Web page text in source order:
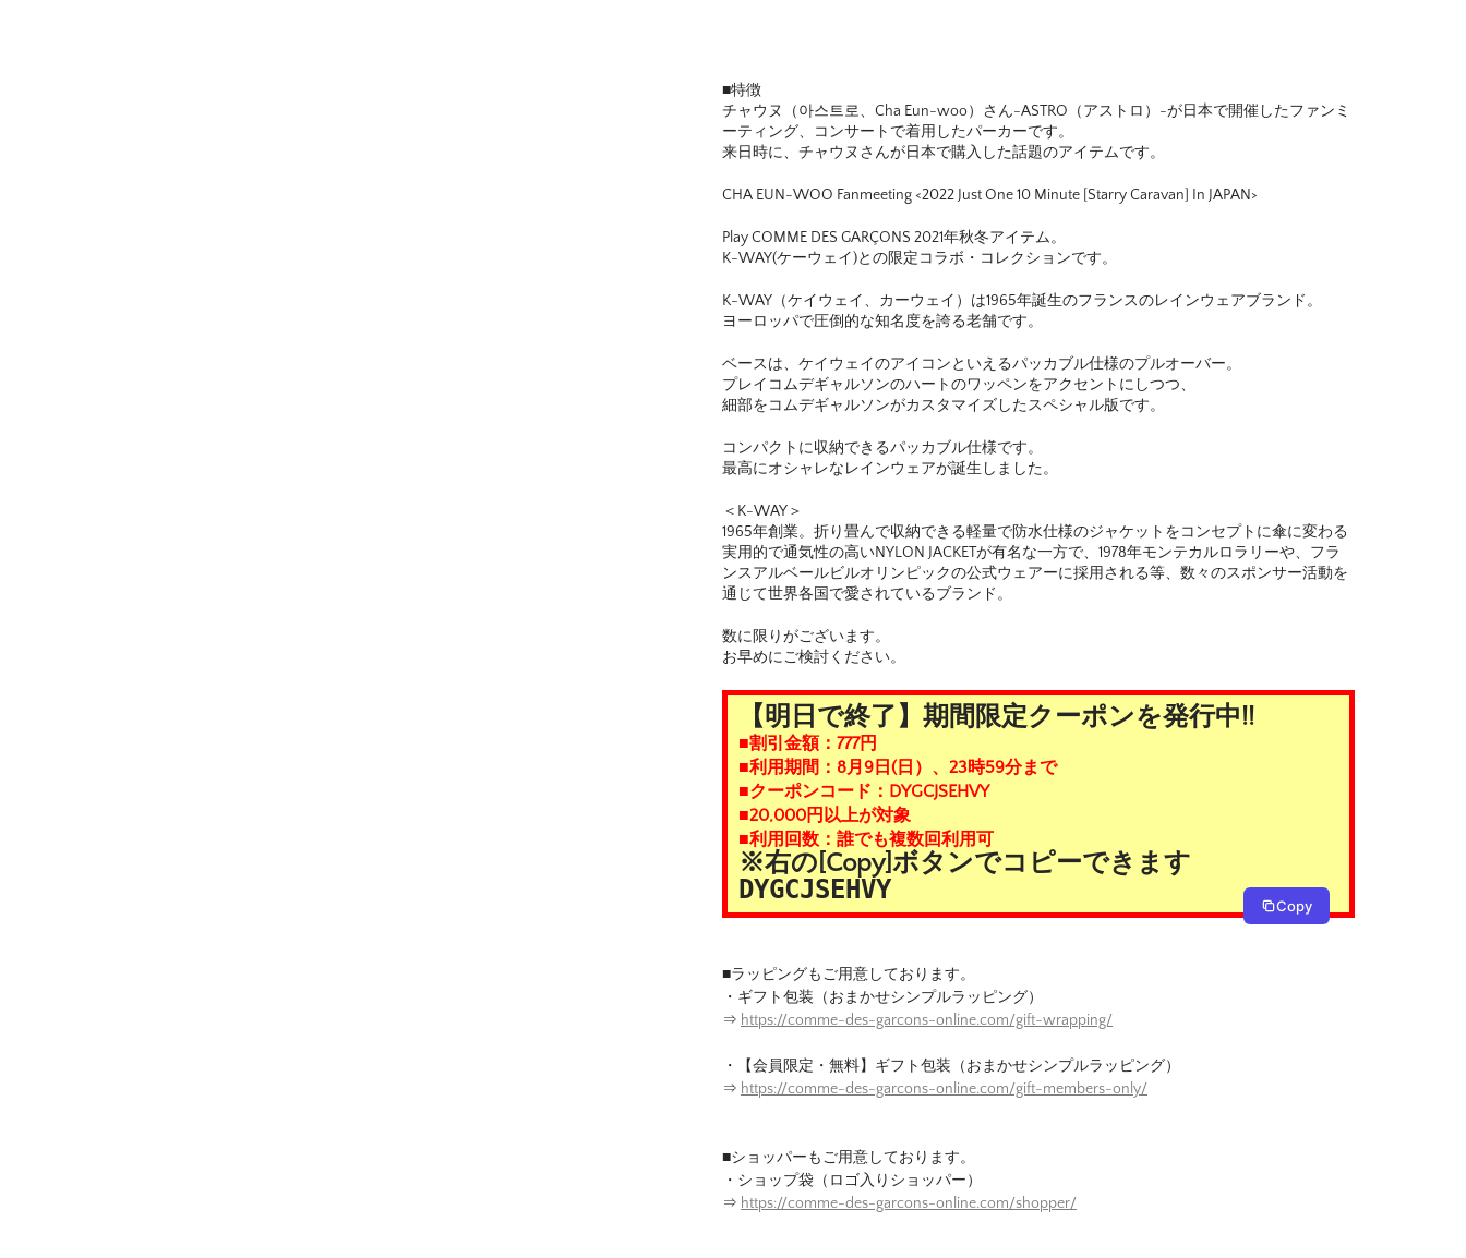
■特徴
チャウヌ（아스트로、Cha Eun-woo）さん-ASTRO（アストロ）-が日本で開催したファンミ
ーティング、コンサートで着用したパーカーです。
来日時に、チャウヌさんが日本で購入した話題のアイテムです。
CHA EUN-WOO Fanmeeting <2022 Just One 10 Minute [Starry Caravan] In JAPAN>
Play COMME DES GARÇONS 2021年秋冬アイテム。
K-WAY(ケーウェイ)との限定コラボ・コレクションです。
K-WAY（ケイウェイ、カーウェイ）は1965年誕生のフランスのレインウェアブランド。
ヨーロッパで圧倒的な知名度を誇る老舗です。
ベースは、ケイウェイのアイコンといえるパッカブル仕様のプルオーバー。
プレイコムデギャルソンのハートのワッペンをアクセントにしつつ、
細部をコムデギャルソンがカスタマイズしたスペシャル版です。
コンパクトに収納できるパッカブル仕様です。
最高にオシャレなレインウェアが誕生しました。
＜K-WAY＞
1965年創業。折り畳んで収納できる軽量で防水仕様のジャケットをコンセプトに傘に変わる
実用的で通気性の高いNYLON JACKETが有名な一方で、1978年モンテカルロラリーや、フラ
ンスアルベールビルオリンピックの公式ウェアーに採用される等、数々のスポンサー活動を
通じて世界各国で愛されているブランド。
数に限りがございます。
お早めにご検討ください。
【明日で終了】期間限定クーポンを発行中!!
■割引金額：777円
■利用期間：8月9日(日）、23時59分まで
■クーポンコード：DYGCJSEHVY
■20,000円以上が対象
■利用回数：誰でも複数回利用可
※右の[Copy]ボタンでコピーできます
DYGCJSEHVY
Copy
■ラッピングもご用意しております。
・ギフト包装（おまかせシンプルラッピング）
⇒ https://comme-des-garcons-online.com/gift-wrapping/
・【会員限定・無料】ギフト包装（おまかせシンプルラッピング）
⇒ https://comme-des-garcons-online.com/gift-members-only/
■ショッパーもご用意しております。
・ショップ袋（ロゴ入りショッパー）
⇒ https://comme-des-garcons-online.com/shopper/